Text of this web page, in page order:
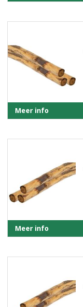
Meer info
Meer info